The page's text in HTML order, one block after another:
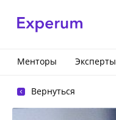
Менторы Эксперты
Вернуться